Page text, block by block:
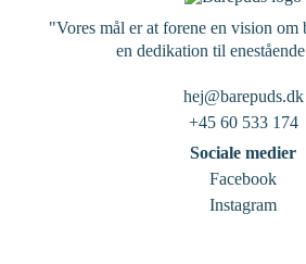
"Vores mål er at forene en vision
en dedikation til
hej@barepuds.dk
+45 60 533 174
Sociale medier
Facebook
Instagram